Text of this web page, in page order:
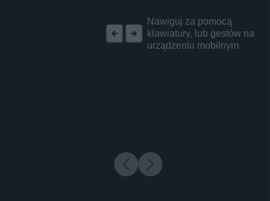
Nawiguj za pomocą
klawiatury, lub gestów na
urządzeniu mobilnym.